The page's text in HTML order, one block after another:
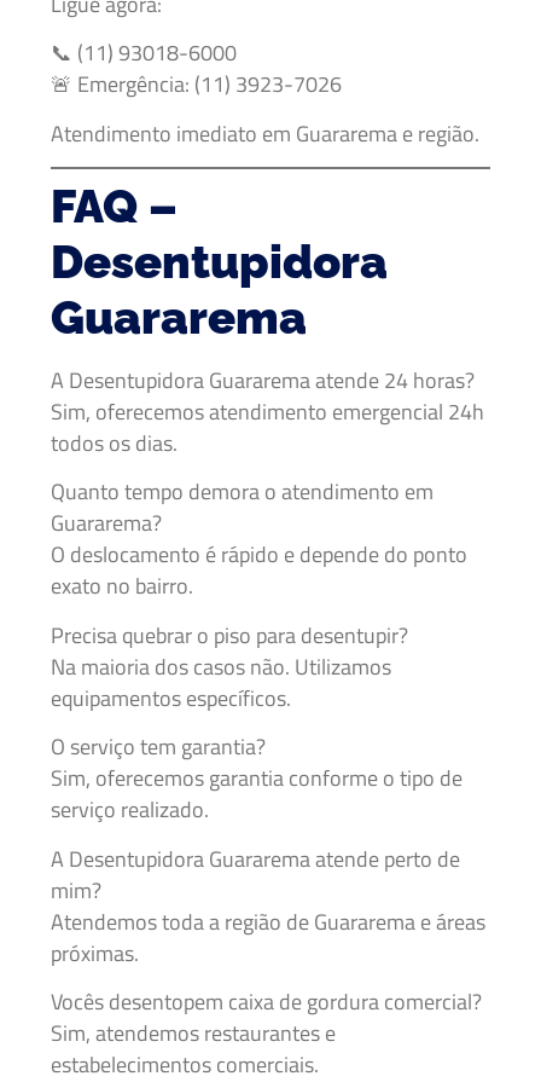
📞 (11) 93018-6000
🚨 Emergência: (11) 3923-7026
Atendimento imediato em Guararema e região.
FAQ –
Desentupidora
Guararema
A Desentupidora Guararema atende 24 horas?
Sim, oferecemos atendimento emergencial 24h
todos os dias.
Quanto tempo demora o atendimento em
Guararema?
O deslocamento é rápido e depende do ponto
exato no bairro.
Precisa quebrar o piso para desentupir?
Na maioria dos casos não. Utilizamos
equipamentos específicos.
O serviço tem garantia?
Sim, oferecemos garantia conforme o tipo de
serviço realizado.
A Desentupidora Guararema atende perto de
mim?
Atendemos toda a região de Guararema e áreas
próximas.
Vocês desentopem caixa de gordura comercial?
Sim, atendemos restaurantes e
estabelecimentos comerciais.